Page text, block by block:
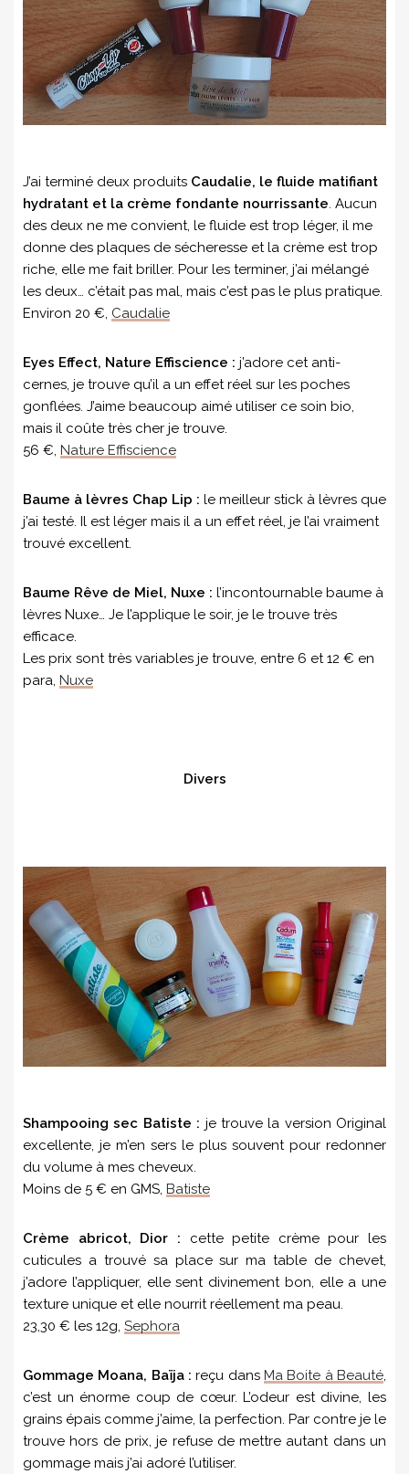
J’ai terminé deux produits Caudalie, le fluide matifiant
hydratant et la crème fondante nourrissante. Aucun
des deux ne me convient, le fluide est trop léger, il me
donne des plaques de sécheresse et la crème est trop
riche, elle me fait briller. Pour les terminer, j’ai mélangé
les deux… c’était pas mal, mais c’est pas le plus pratique.
Environ 20 €, Caudalie
Eyes Effect, Nature Effiscience : j’adore cet anti-
cernes, je trouve qu’il a un effet réel sur les poches
gonflées. J’aime beaucoup aimé utiliser ce soin bio,
mais il coûte très cher je trouve.
56 €, Nature Effiscience
Baume à lèvres Chap Lip : le meilleur stick à lèvres que
j’ai testé. Il est léger mais il a un effet réel, je l’ai vraiment
trouvé excellent.
Baume Rêve de Miel, Nuxe : l’incontournable baume à
lèvres Nuxe… Je l’applique le soir, je le trouve très
efficace.
Les prix sont très variables je trouve, entre 6 et 12 € en
para, Nuxe
Divers
Shampooing sec Batiste : je trouve la version Original
excellente, je m’en sers le plus souvent pour redonner
du volume à mes cheveux.
Moins de 5 € en GMS, Batiste
Crème abricot, Dior : cette petite crème pour les
cuticules a trouvé sa place sur ma table de chevet,
j’adore l’appliquer, elle sent divinement bon, elle a une
texture unique et elle nourrit réellement ma peau.
23,30 € les 12g, Sephora
Gommage Moana, Baïja : reçu dans Ma Boite à Beauté,
c’est un énorme coup de cœur. L’odeur est divine, les
grains épais comme j’aime, la perfection. Par contre je le
trouve hors de prix, je refuse de mettre autant dans un
gommage mais j’ai adoré l’utiliser.